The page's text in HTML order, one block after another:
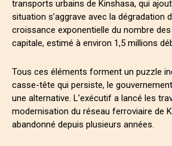
transports urbains de Kinshasa, qui
situation s’aggrave avec la dégradation
croissance exponentielle du nombre
capitale, estimé à environ 1,5 millions
Tous ces éléments forment un puzzle
casse-tête qui persiste, le
une alternative. L’exécutif a lancé les
modernisation du réseau ferroviaire de
abandonné depuis plusieurs années.